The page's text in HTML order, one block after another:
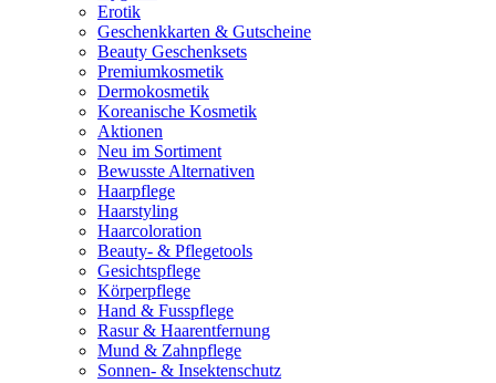
Erotik
Geschenkkarten & Gutscheine
Beauty Geschenksets
Premiumkosmetik
Dermokosmetik
Koreanische Kosmetik
Aktionen
Neu im Sortiment
Bewusste Alternativen
Haarpflege
Haarstyling
Haarcoloration
Beauty- & Pflegetools
Gesichtspflege
Körperpflege
Hand & Fusspflege
Rasur & Haarentfernung
Mund & Zahnpflege
Sonnen- & Insektenschutz